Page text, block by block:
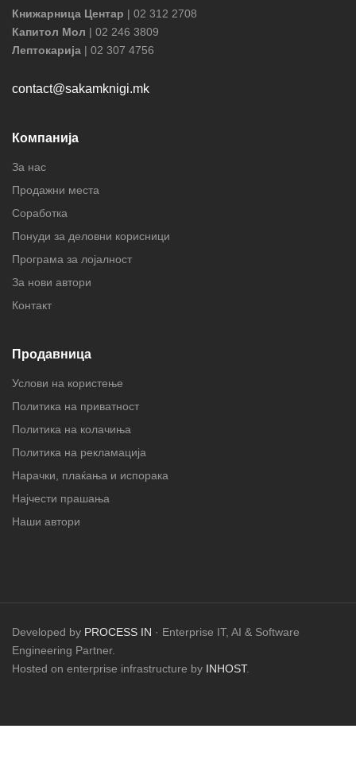
Книжарница Центар | 02 312 2708
Капитол Мол | 02 246 3809
Лептокарија | 02 307 4756
contact@sakamknigi.mk
Компанија
За нас
Продажни места
Соработка
Понуди за деловни корисници
Програма за лојалност
За нови автори
Контакт
Продавница
Услови на користење
Политика на приватност
Политика на колачиња
Политика на рекламација
Нарачки, плаќања и испорака
Најчести прашања
Наши автори
Developed by PROCESS IN · Enterprise IT, AI & Software
Engineering Partner.
Hosted on enterprise infrastructure by INHOST.